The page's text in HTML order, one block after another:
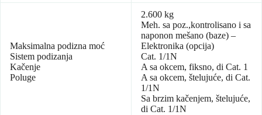
Maksimalna podizna moć
Sistem podizanja
Kačenje
Poluge
2.600 kg
Meh. sa poz.,kontrolisano i sa
naponon mešano (baze) –
Elektronika (opcija)
Cat. 1/1N
A sa okcem, fiksno, di Cat. 1
A sa okcem, štelujuće, di Cat.
1/1N
Sa brzim kačenjem, štelujuće,
di Cat. 1/1N